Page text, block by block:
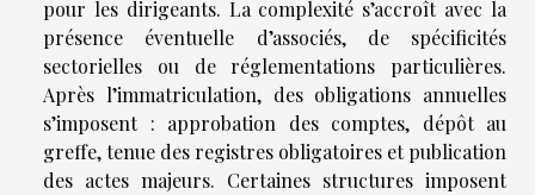
pour les dirigeants. La complexité s’accroît avec la
présence éventuelle d’associés, de spécificités
sectorielles ou de réglementations particulières.
Après l’immatriculation, des obligations annuelles
s’imposent : approbation des comptes, dépôt au
greffe, tenue des registres obligatoires et publication
des actes majeurs. Certaines structures imposent